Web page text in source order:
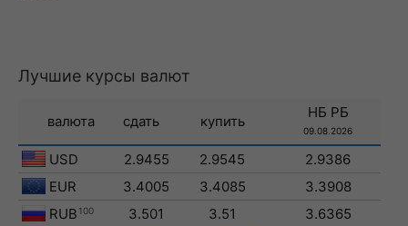
Лучшие курсы валют
валюта сдать купить
НБ РБ
09.08.2026
USD 2.9455 2.9545
2.9386
EUR
3.4005 3.4085
3.3908
RUB 100 3.501 3.51
3.6365